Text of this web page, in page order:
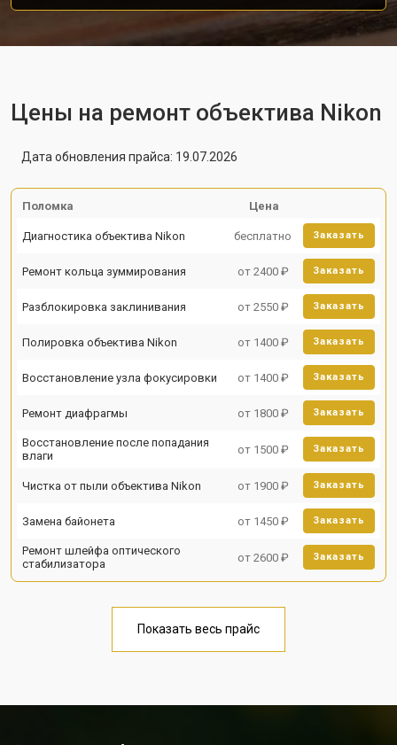
Цены на ремонт объектива Nikon
Дата обновления прайса: 19.07.2026
Поломка Цена
Диагностика объектива Nikon бесплатно Заказать
Ремонт кольца зуммирования от 2400 ₽ Заказать
Разблокировка заклинивания от 2550 ₽ Заказать
Полировка объектива Nikon от 1400 ₽ Заказать
Восстановление узла фокусировки от 1400 ₽ Заказать
Ремонт диафрагмы от 1800 ₽ Заказать
Восстановление после попадания
влаги
от 1500 ₽ Заказать
Чистка от пыли объектива Nikon от 1900 ₽ Заказать
Замена байонета от 1450 ₽ Заказать
Ремонт шлейфа оптического
стабилизатора
от 2600 ₽ Заказать
Показать весь прайс